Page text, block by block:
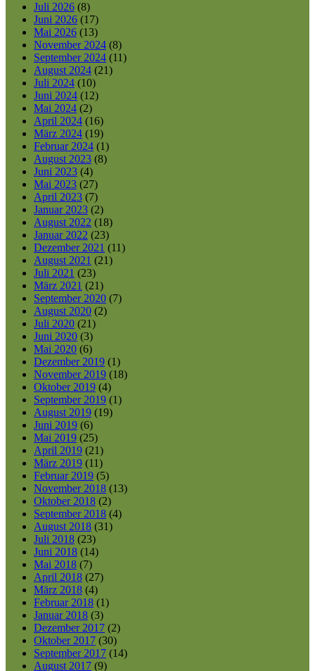
Juli 2026 (8)
Juni 2026 (17)
Mai 2026 (13)
November 2024 (8)
September 2024 (11)
August 2024 (21)
Juli 2024 (10)
Juni 2024 (12)
Mai 2024 (2)
April 2024 (16)
März 2024 (19)
Februar 2024 (1)
August 2023 (8)
Juni 2023 (4)
Mai 2023 (27)
April 2023 (7)
Januar 2023 (2)
August 2022 (18)
Januar 2022 (23)
Dezember 2021 (11)
August 2021 (21)
Juli 2021 (23)
März 2021 (21)
September 2020 (7)
August 2020 (2)
Juli 2020 (21)
Juni 2020 (3)
Mai 2020 (6)
Dezember 2019 (1)
November 2019 (18)
Oktober 2019 (4)
September 2019 (1)
August 2019 (19)
Juni 2019 (6)
Mai 2019 (25)
April 2019 (21)
März 2019 (11)
Februar 2019 (5)
November 2018 (13)
Oktober 2018 (2)
September 2018 (4)
August 2018 (31)
Juli 2018 (23)
Juni 2018 (14)
Mai 2018 (7)
April 2018 (27)
März 2018 (4)
Februar 2018 (1)
Januar 2018 (3)
Dezember 2017 (2)
Oktober 2017 (30)
September 2017 (14)
August 2017 (9)